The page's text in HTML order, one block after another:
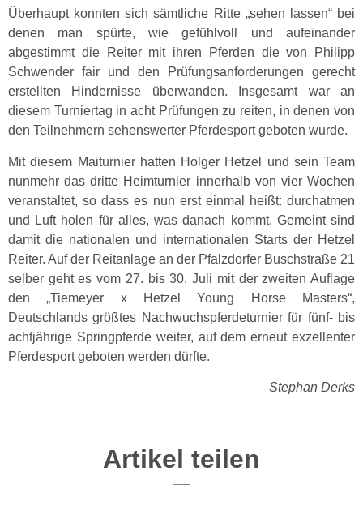
Überhaupt konnten sich sämtliche Ritte „sehen lassen“ bei
denen man spürte, wie gefühlvoll und aufeinander
abgestimmt die Reiter mit ihren Pferden die von Philipp
Schwender fair und den Prüfungsanforderungen gerecht
erstellten Hindernisse überwanden. Insgesamt war an
diesem Turniertag in acht Prüfungen zu reiten, in denen von
den Teilnehmern sehenswerter Pferdesport geboten wurde.
Mit diesem Maiturnier hatten Holger Hetzel und sein Team
nunmehr das dritte Heimturnier innerhalb von vier Wochen
veranstaltet, so dass es nun erst einmal heißt: durchatmen
und Luft holen für alles, was danach kommt. Gemeint sind
damit die nationalen und internationalen Starts der Hetzel
Reiter. Auf der Reitanlage an der Pfalzdorfer Buschstraße 21
selber geht es vom 27. bis 30. Juli mit der zweiten Auflage
den „Tiemeyer x Hetzel Young Horse Masters“,
Deutschlands größtes Nachwuchspferdeturnier für fünf- bis
achtjährige Springpferde weiter, auf dem erneut exzellenter
Pferdesport geboten werden dürfte.
Stephan Derks
Artikel teilen